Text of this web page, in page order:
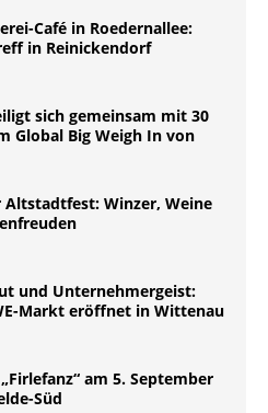
Café in Roedernallee:
in Reinickendorf
sich gemeinsam mit 30
Global Big Weigh In von
Altstadtfest: Winzer, Weine
und Unternehmergeist:
Markt eröffnet in Wittenau
am 5. September
Süd